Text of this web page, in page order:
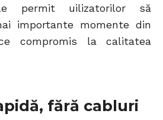
permit uilizatorilor să
importante momente din
compromis la calitatea
fără cabluri